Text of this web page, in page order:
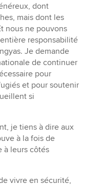
dont
mais dont les
nous ne pouvons
responsabilité
Je demande
de continuer
pour
et pour soutenir
si
je tiens à dire aux
à la fois de
à leurs côtés
vivre en sécurité,